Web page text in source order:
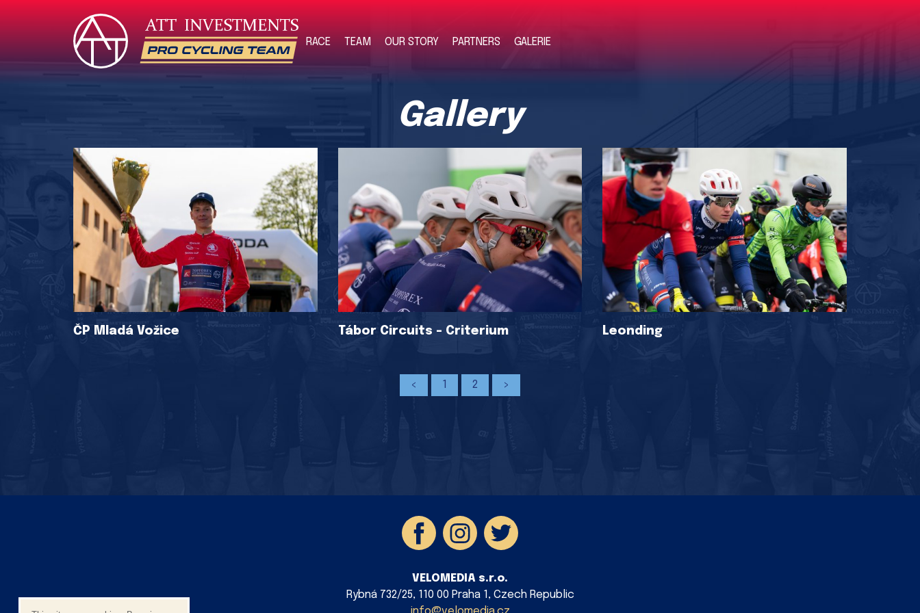
RACE TEAM OUR STORY PARTNERS GALERIE
Gallery
ČP Mladá Vožice Tábor Circuits - Criterium Leonding
< 1 2 >
VELOMEDIA s.r.o.
Rybná 732/25, 110 00 Praha 1, Czech Republic